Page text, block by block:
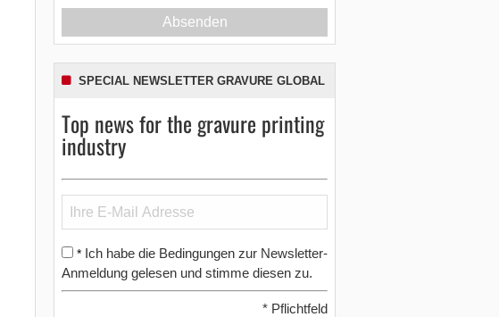
Absenden
SPECIAL NEWSLETTER GRAVURE GLOBAL
Top news for the gravure printing
industry
* Ich habe die Bedingungen zur Newsletter-
Anmeldung gelesen und stimme diesen zu.
* Pflichtfeld